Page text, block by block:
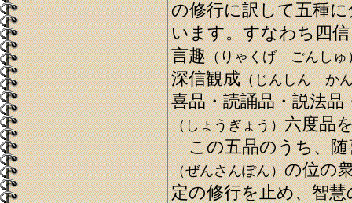
の修行に訳して五種
います。すなわち四
言趣（りゃくげ ごんしゅ
深信観成（じんしん か
喜品・読誦品・説法品
（しょうぎょう）六度品
この五品のうち、随
（ぜんさんぽん）の位の
定の修行を止め、智